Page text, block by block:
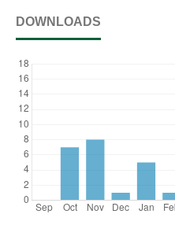
DOWNLOADS